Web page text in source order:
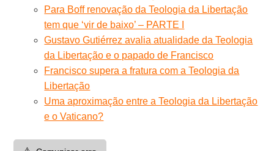
Para Boff renovação da Teologia da Libertação
tem que ‘vir de baixo’ – PARTE I
Gustavo Gutiérrez avalia atualidade da Teologia
da Libertação e o papado de Francisco
Francisco supera a fratura com a Teologia da
Libertação
Uma aproximação entre a Teologia da Libertação
e o Vaticano?